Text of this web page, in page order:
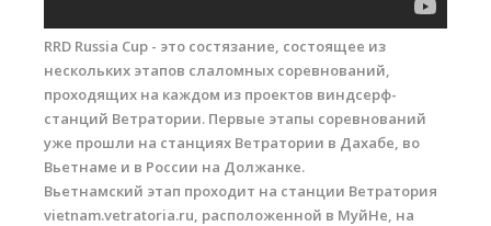
Наши станции
Ветратория.Дахаб
Ветратория Россия
Ветратория.Вьетнам
Цены
RRD Russia Cup - это состязание, состоящее из
нескольких этапов слаломных соревнований,
проходящих на каждом из проектов виндсерф-
станций Ветратории. Первые этапы соревнований
уже прошли на станциях Ветратории в Дахабе, во
Вьетнаме и в России на Должанке.
Вьетнамский этап проходит на станции Ветратория
vietnam.vetratoria.ru, расположенной в МуйНе, на